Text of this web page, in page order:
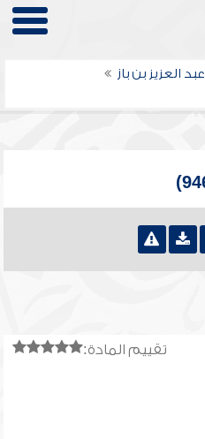
عبد العزيز بن باز
تقييم المادة: